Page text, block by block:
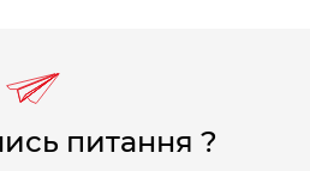
питання ?